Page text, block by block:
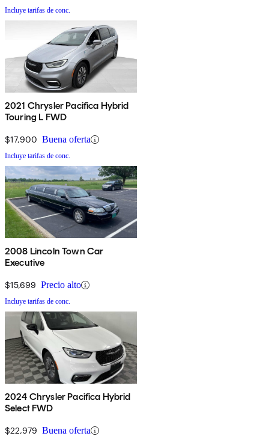
Incluye tarifas de conc.
2021 Chrysler Pacifica Hybrid
Touring L FWD
$17,900 Buena oferta
Incluye tarifas de conc.
2008 Lincoln Town Car
Executive
$15,699 Precio alto
Incluye tarifas de conc.
2024 Chrysler Pacifica Hybrid
Select FWD
$22,979 Buena oferta